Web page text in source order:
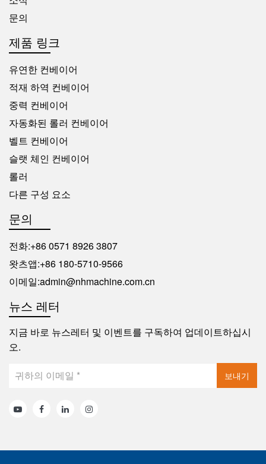
문의
제품 링크
유연한 컨베이어
적재 하역 컨베이어
중력 컨베이어
자동화된 롤러 컨베이어
벨트 컨베이어
슬랫 체인 컨베이어
롤러
다른 구성 요소
문의
전화:+86 0571 8926 3807
왓츠앱:+86 180-5710-9566
이메일:admin@nhmachine.com.cn
뉴스 레터
지금 바로 뉴스레터 및 이벤트를 구독하여 업데이트하십시
오.
보내기